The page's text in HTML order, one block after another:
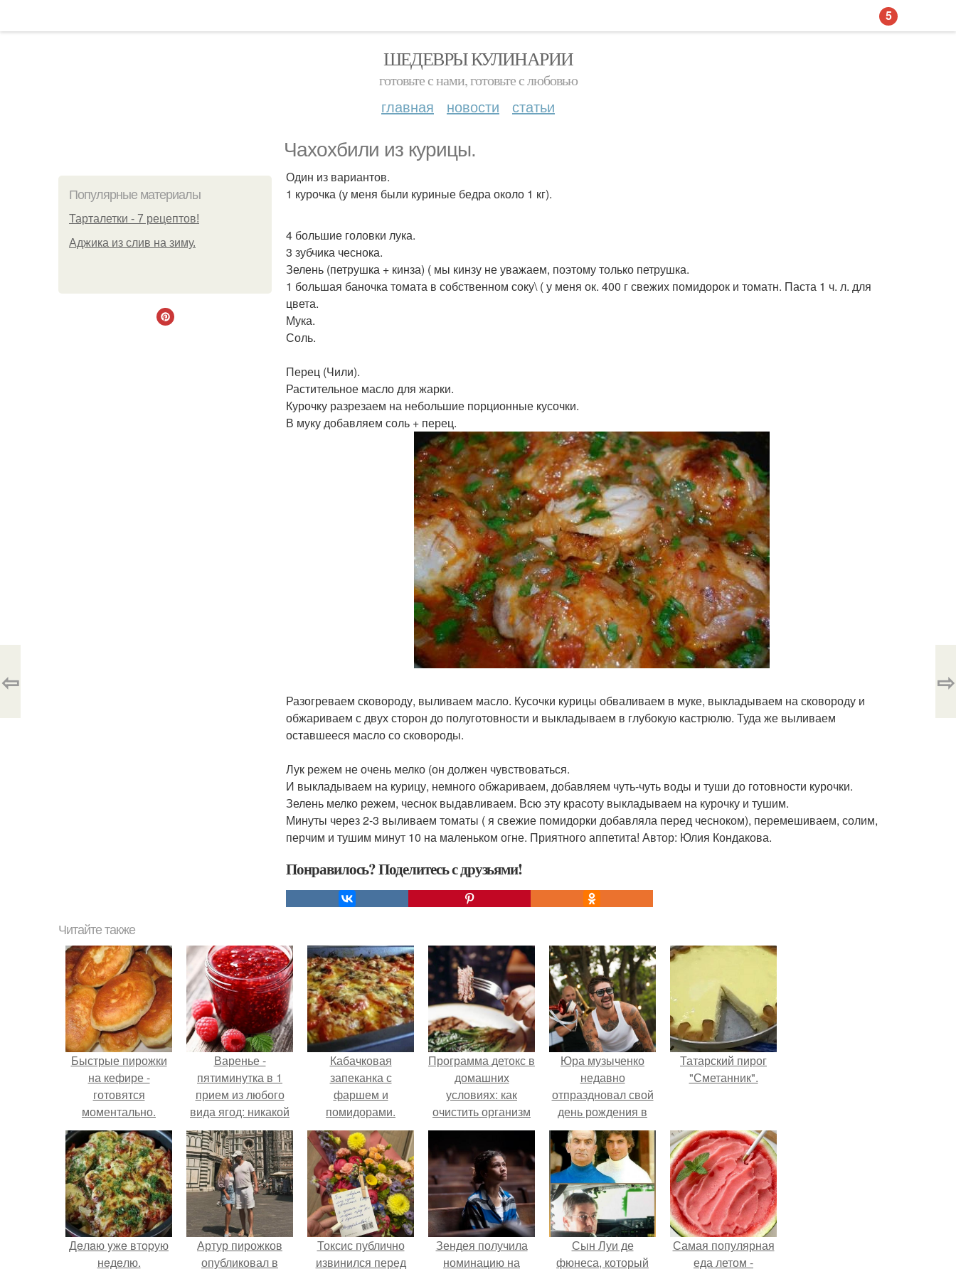
ШЕДЕВРЫ КУЛИНАРИИ
готовьте с нами, готовьте с любовью
главная новости статьи
Чахохбили из курицы.
Популярные материалы
Тарталетки - 7 рецептов!
Аджика из слив на зиму.
Один из вариантов.
1 курочка (у меня были куриные бедра около 1 кг).
4 большие головки лука.
3 зубчика чеснока.
Зелень (петрушка + кинза) ( мы кинзу не уважаем, поэтому только петрушка.
1 большая баночка томата в собственном соку\ ( у меня ок. 400 г свежих помидорок и томатн. Паста 1 ч. л. для
цвета.
Мука.
Соль.
Перец (Чили).
Растительное масло для жарки.
Курочку разрезаем на небольшие порционные кусочки.
В муку добавляем соль + перец.
Разогреваем сковороду, выливаем масло. Кусочки курицы обваливаем в муке, выкладываем на сковороду и
обжариваем с двух сторон до полуготовности и выкладываем в глубокую кастрюлю. Туда же выливаем
оставшееся масло со сковороды.
Лук режем не очень мелко (он должен чувствоваться.
И выкладываем на курицу, немного обжариваем, добавляем чуть-чуть воды и туши до готовности курочки.
Зелень мелко режем, чеснок выдавливаем. Всю эту красоту выкладываем на курочку и тушим.
Минуты через 2-3 выливаем томаты ( я свежие помидорки добавляла перед чесноком), перемешиваем, солим,
перчим и тушим минут 10 на маленьком огне. Приятного аппетита! Автор: Юлия Кондакова.
Понравилось? Поделитесь с друзьями!
⇦ ⇨
Читайте также
Быстрые пирожки
на кефире -
готовятся
моментально.
Варенье -
пятиминутка в 1
прием из любого
вида ягод: никакой
длительной варки,
все витамины на
месте!
Кабачковая
запеканка с
фаршем и
помидорами.
Программа детокс в
домашних
условиях: как
очистить организм
без похода в салон
Юра музыченко
недавно
отпраздновал свой
день рождения в
кругу самых
близких и родных
людей.
Татарский пирог
"Сметанник".
Дeлaю yжe втopую
нeдeлю.
Артур пирожков
опубликовал в
Токсис публично
извинился перед
Зендея получила
номинацию на
Сын Луи де
фюнеса, который
Самая популярная
еда летом -
5